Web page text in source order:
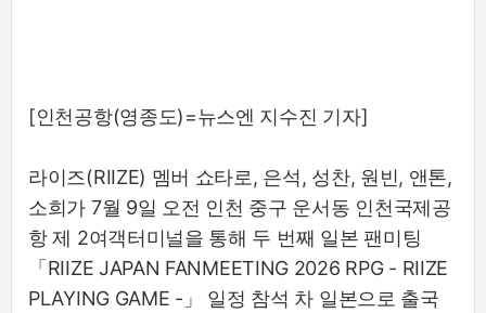
[인천공항(영종도)=뉴스엔 지수진 기자]
라이즈(RIIZE) 멤버 쇼타로, 은석, 성찬, 원빈, 앤톤,
소희가 7월 9일 오전 인천 중구 운서동 인천국제공
항 제 2여객터미널을 통해 두 번째 일본 팬미팅
「RIIZE JAPAN FANMEETING 2026 RPG - RIIZE
PLAYING GAME -」 일정 참석 차 일본으로 출국